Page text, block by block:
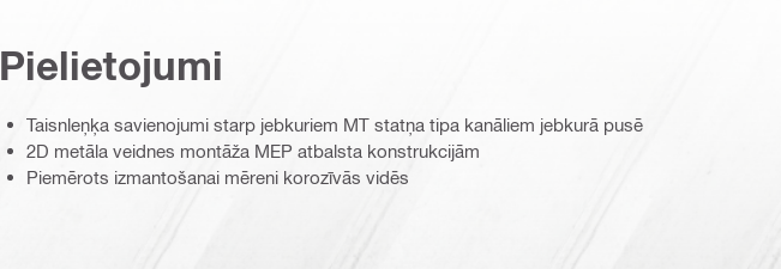
Pielietojumi
Taisnleņķa savienojumi starp jebkuriem MT statņa tipa kanāliem jebkurā pusē
2D metāla veidnes montāža MEP atbalsta konstrukcijām
Piemērots izmantošanai mēreni korozīvās vidēs